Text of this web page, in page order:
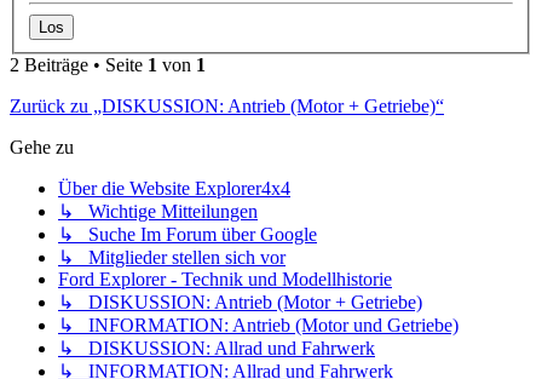
2 Beiträge • Seite 1 von 1
Zurück zu „DISKUSSION: Antrieb (Motor + Getriebe)“
Gehe zu
Über die Website Explorer4x4
↳ Wichtige Mitteilungen
↳ Suche Im Forum über Google
↳ Mitglieder stellen sich vor
Ford Explorer - Technik und Modellhistorie
↳ DISKUSSION: Antrieb (Motor + Getriebe)
↳ INFORMATION: Antrieb (Motor und Getriebe)
↳ DISKUSSION: Allrad und Fahrwerk
↳ INFORMATION: Allrad und Fahrwerk